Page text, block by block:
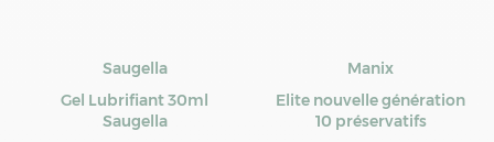
Saugella
Gel Lubrifiant 30ml
Saugella
Manix
Elite nouvelle génération
10 préservatifs